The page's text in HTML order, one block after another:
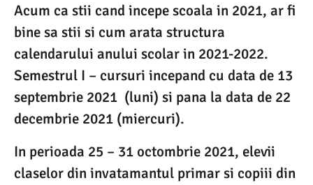
Acum ca stii cand incepe scoala in 2021, ar fi
bine sa stii si cum arata structura
calendarului anului scolar in 2021-2022.
Semestrul I – cursuri incepand cu data de 13
septembrie 2021 (luni) si pana la data de 22
decembrie 2021 (miercuri).
In perioada 25 – 31 octombrie 2021, elevii
claselor din invatamantul primar si copiii din